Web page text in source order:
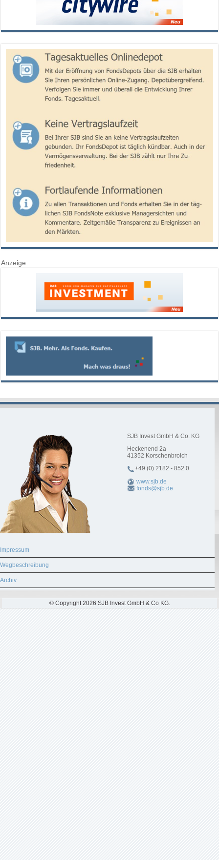
Anzeige
SJB Invest GmbH & Co. KG
Heckenend 2a
41352 Korschenbroich
+49 (0) 2182 - 852 0
www.sjb.de
fonds@sjb.de
Impressum
Wegbeschreibung
Archiv
© Copyright 2026 SJB Invest GmbH & Co KG.